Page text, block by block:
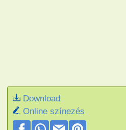
Download
Online színezés